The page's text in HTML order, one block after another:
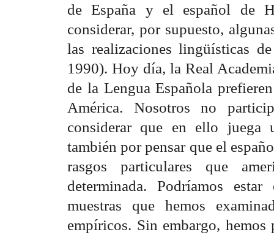
de España y el español de
considerar, por supuesto,
las realizaciones lingüísticas
1990). Hoy día, la Real
de la Lengua Española
América. Nosotros no
considerar que en ello juega
también por pensar que el
rasgos particulares que
determinada. Podríamos
muestras que hemos
empíricos. Sin embargo,